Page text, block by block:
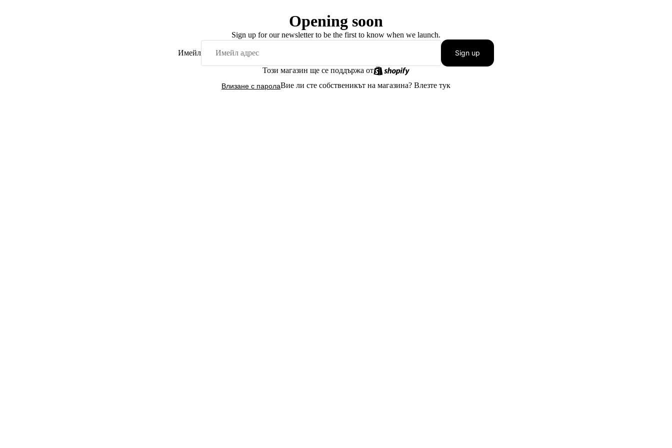
Opening soon
Sign up for our newsletter to be the first to know when we launch.
Имейл Sign up
Този магазин ще се поддържа от
Влизане с паролаВие ли сте собственикът на магазина? Влезте тук